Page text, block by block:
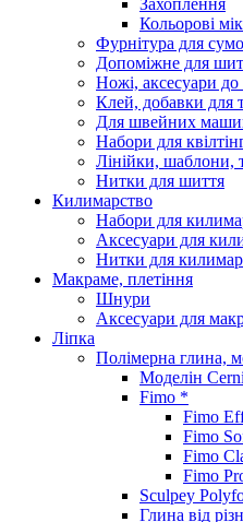
Кольорові
Фурнітура для
Допоміжне для
Ножі, аксесуари
Клей, добавки для
Для швейних
Набори для
Лінійки, шаблони,
Нитки для шиття
Килимарство
Набори для
Аксесуари для
Нитки для
Макраме, плетіння
Шнури
Аксесуари для
Ліпка
Полімерна глина,
Моделін
Fimo *
Fimo
Fimo
Fimo
Fimo
Sculpey
Глина від